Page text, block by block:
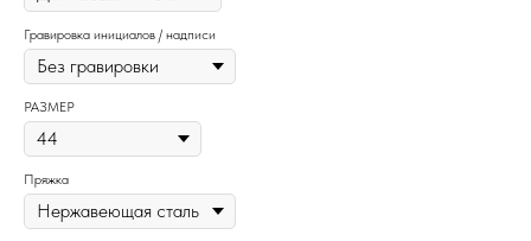
Гравировка инициалов / надписи
РАЗМЕР
Пряжка